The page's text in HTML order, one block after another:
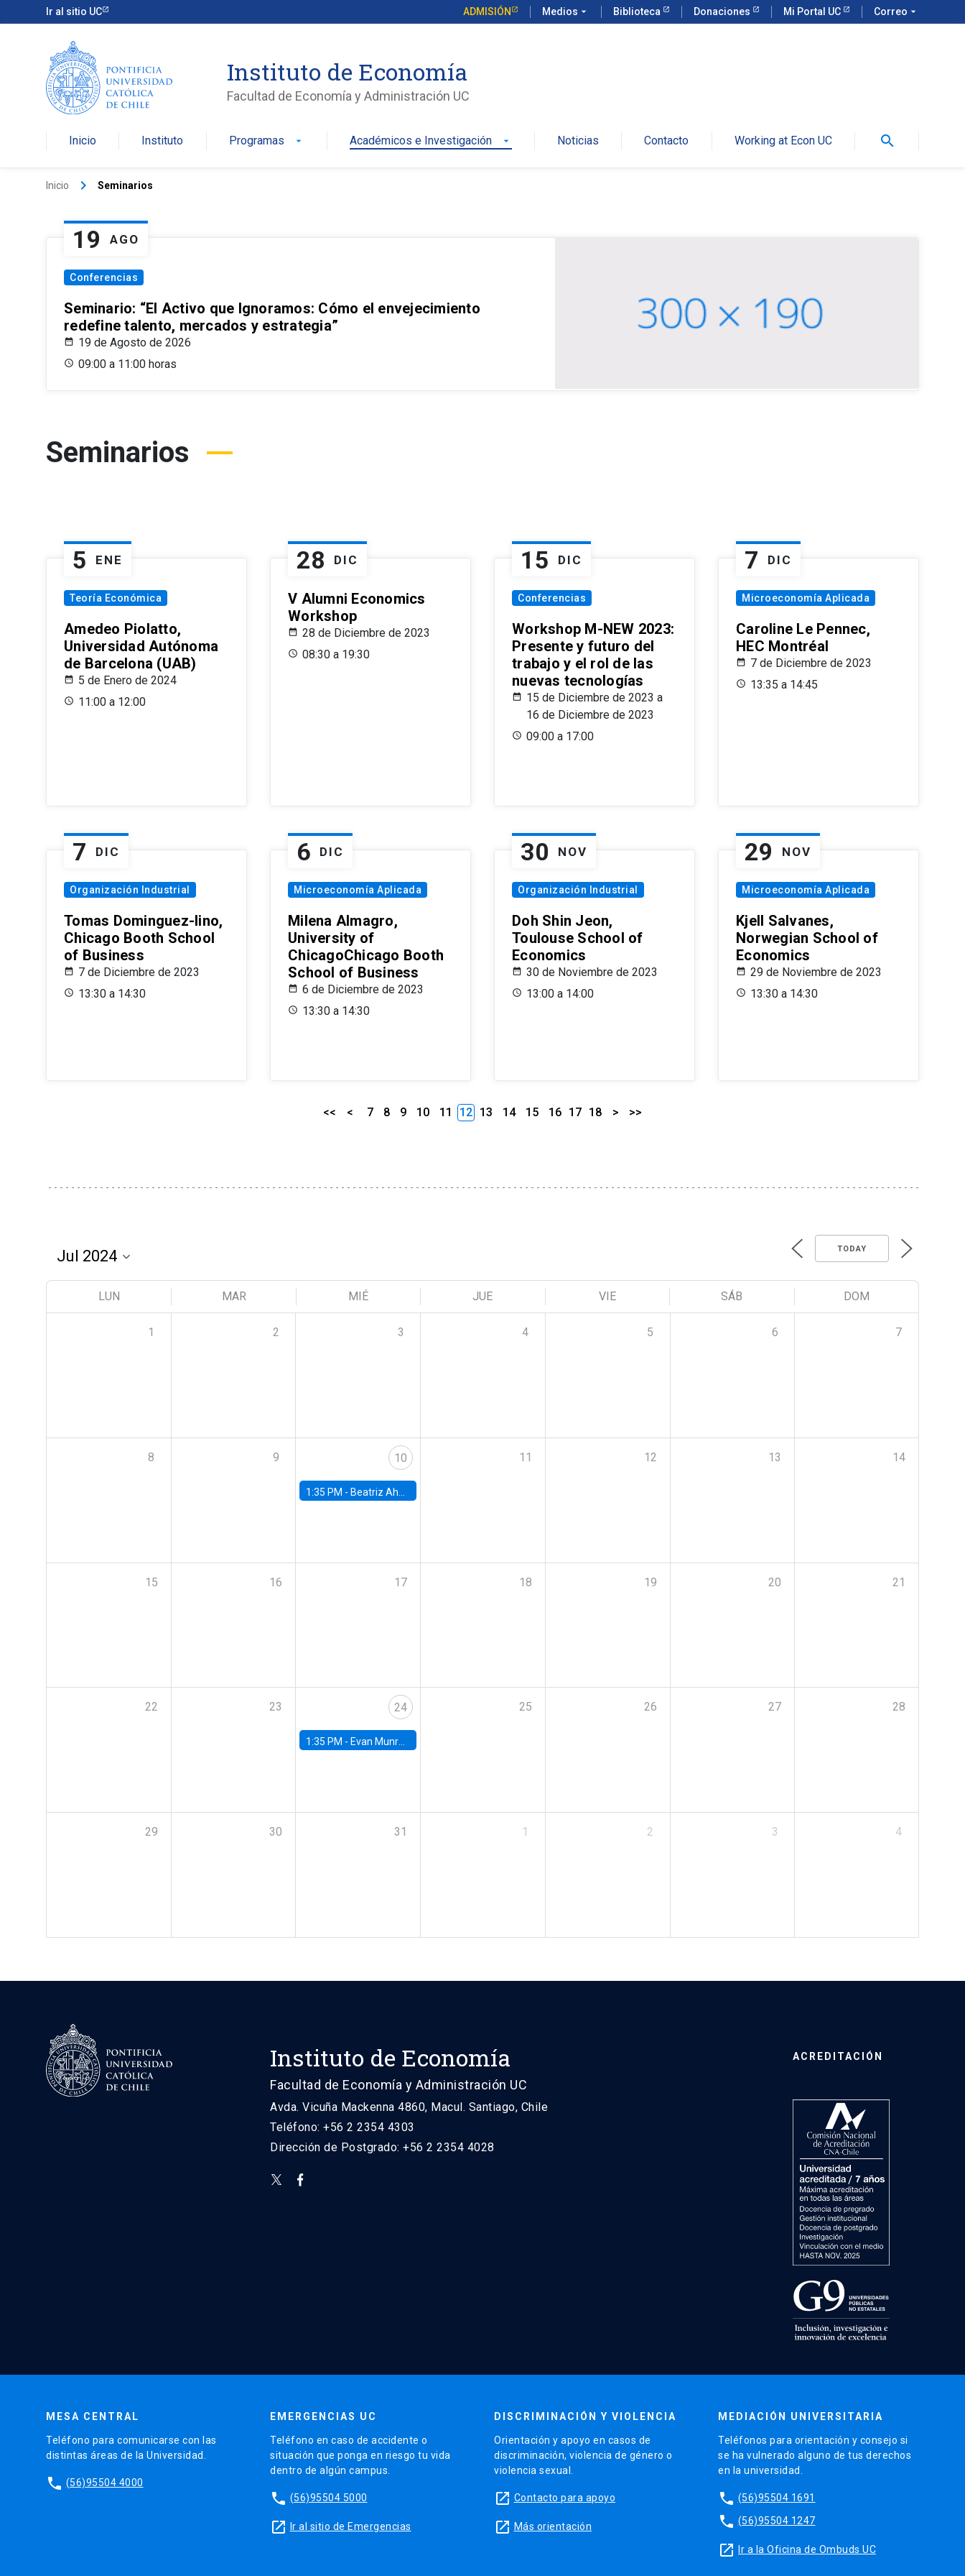
Ir al sitio UC ADMISIÓN Medios arrow_drop_down Biblioteca Donaciones Mi Portal UC Correo arrow_drop_down
Instituto de Economía
Facultad de Economía y Administración UC
Inicio Instituto Programas arrow_drop_down Académicos e Investigación arrow_drop_down Noticias Contacto Working at Econ UC search
Inicio keyboard_arrow_right Seminarios
19 AGO
Conferencias
Seminario: “El Activo que Ignoramos: Cómo el envejecimiento
redefine talento, mercados y estrategia”
19 de Agosto de 2026
09:00 a 11:00 horas
Seminarios
5 ENE
Teoría Económica
Amedeo Piolatto,
Universidad Autónoma
de Barcelona (UAB)
5 de Enero de 2024
11:00 a 12:00
28 DIC
V Alumni Economics
Workshop
28 de Diciembre de 2023
08:30 a 19:30
15 DIC
Conferencias
Workshop M-NEW 2023:
Presente y futuro del
trabajo y el rol de las
nuevas tecnologías
15 de Diciembre de 2023 a
16 de Diciembre de 2023
09:00 a 17:00
7 DIC
Microeconomía Aplicada
Caroline Le Pennec,
HEC Montréal
7 de Diciembre de 2023
13:35 a 14:45
7 DIC
Organización Industrial
Tomas Dominguez-Iino,
Chicago Booth School
of Business
7 de Diciembre de 2023
13:30 a 14:30
6 DIC
Microeconomía Aplicada
Milena Almagro,
University of
ChicagoChicago Booth
School of Business
6 de Diciembre de 2023
13:30 a 14:30
30 NOV
Organización Industrial
Doh Shin Jeon,
Toulouse School of
Economics
30 de Noviembre de 2023
13:00 a 14:00
29 NOV
Microeconomía Aplicada
Kjell Salvanes,
Norwegian School of
Economics
29 de Noviembre de 2023
13:30 a 14:30
<< < 7 8 9 10 11 12 13 14 15 16 17 18 > >>
TODAY
LUN MAR MIÉ JUE VIE SÁB DOM
1 2 3 4 5 6 7
8 9 10
1:35 PM - Beatriz Ahumada, PhD candidate, Universidad de Pittsburgh
11 12 13 14
15 16 17 18 19 20 21
22 23 24
1:35 PM - Evan Munro, Neyman Visiting Assistant Professor in the Department of Statistics at UC Berkeley
25 26 27 28
29 30 31 1 2 3 4
Instituto de Economía
Facultad de Economía y Administración UC
Avda. Vicuña Mackenna 4860, Macul. Santiago, Chile
Teléfono: +56 2 2354 4303
Dirección de Postgrado: +56 2 2354 4028
ACREDITACIÓN
MESA CENTRAL
Teléfono para comunicarse con las
distintas áreas de la Universidad.
phone (56)95504 4000
EMERGENCIAS UC
Teléfono en caso de accidente o
situación que ponga en riesgo tu vida
dentro de algún campus.
phone (56)95504 5000
launch Ir al sitio de Emergencias
DISCRIMINACIÓN Y VIOLENCIA
Orientación y apoyo en casos de
discriminación, violencia de género o
violencia sexual.
launch Contacto para apoyo
launch Más orientación
MEDIACIÓN UNIVERSITARIA
Teléfonos para orientación y consejo si
se ha vulnerado alguno de tus derechos
en la universidad.
phone (56)95504 1691
phone (56)95504 1247
launch Ir a la Oficina de Ombuds UC